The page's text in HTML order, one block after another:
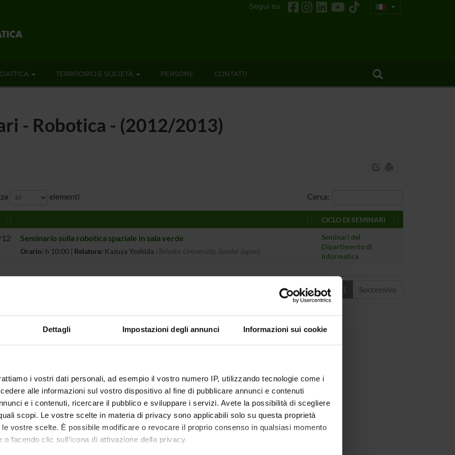
Dettagli Impostazioni degli annunci Informazioni sui cookie
i vostri dati personali, ad esempio il vostro numero IP, utilizzando tecnologie come i
alle informazioni sul vostro dispositivo al fine di pubblicare annunci e contenuti
e i contenuti, ricercare il pubblico e sviluppare i servizi. Avete la possibilità di scegliere
scopi. Le vostre scelte in materia di privacy sono applicabili solo su questa proprietà
vostre scelte. È possibile modificare o revocare il proprio consenso in qualsiasi momento
o facendo clic sull'icona di attivazione della privacy.
Segui su
TERRITORIO E SOCIETÀ PERSONE CONTATTI
- Robotica - (2012/2013)
elementi Cerca:
CICLO DI SEMINARI
Seminario sulla robotica spaziale in sala verde
Orario: h 10:00 | Relatore: Kazuya Yoshida (Tohoku University, Sendai Japan)
Seminari del
Dipartimento di
Informatica
Precedente 1
Successivo